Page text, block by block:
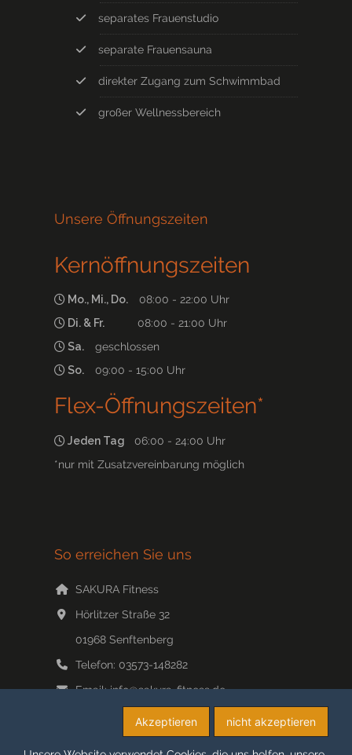
separates Frauenstudio
separate Frauensauna
direkter Zugang zum Schwimmbad
großer Wellnessbereich
Unsere Öffnungszeiten
Kernöffnungszeiten
Mo., Mi., Do.
08:00 - 22:00 Uhr
Di. & Fr.
08:00 - 21:00 Uhr
Sa.
geschlossen
So.
09:00 - 15:00 Uhr
Flex-Öffnungszeiten*
Jeden Tag 06:00 - 24:00 Uhr
*nur mit Zusatzvereinbarung möglich
So erreichen Sie uns
SAKURA Fitness
Hörlitzer Straße 32
01968 Senftenberg
Telefon: 03573-148282
Email:info@sakura-fitness.de
www.sakura-fitness.de/
nicht akzeptieren
Akzeptieren